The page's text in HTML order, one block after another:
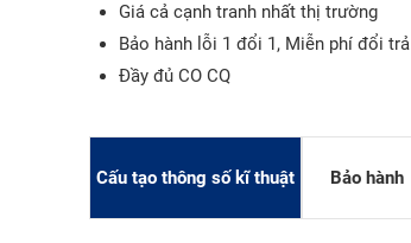
Giá cả cạnh tranh nhất thị trường
Bảo hành lỗi 1 đổi 1, Miễn phí đổi trả
Đầy đủ CO CQ
Cấu tạo thông số kĩ thuật Bảo hành